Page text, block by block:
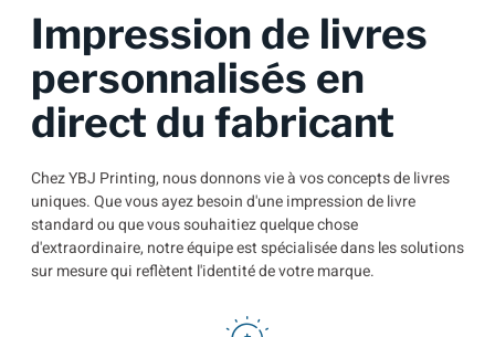
Impression de livres
personnalisés en
direct du fabricant
Chez YBJ Printing, nous donnons vie à vos concepts de livres
uniques. Que vous ayez besoin d'une impression de livre
standard ou que vous souhaitiez quelque chose
d'extraordinaire, notre équipe est spécialisée dans les solutions
sur mesure qui reflètent l'identité de votre marque.